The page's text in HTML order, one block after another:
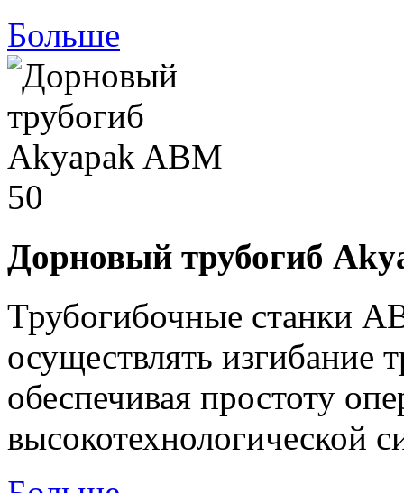
Больше
Дорновый трубогиб
Трубогибочные станки
осуществлять
обеспечивая простоту
высокотехнологической